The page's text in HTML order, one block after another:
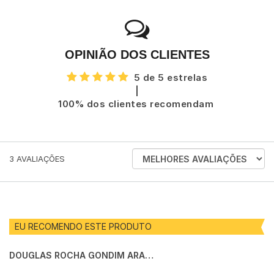
OPINIÃO DOS CLIENTES
5 de 5 estrelas
100% dos clientes recomendam
3 AVALIAÇÕES
ORDENAR
AVALIAÇÕES
EU RECOMENDO ESTE PRODUTO
DOUGLAS ROCHA GONDIM ARAUJO